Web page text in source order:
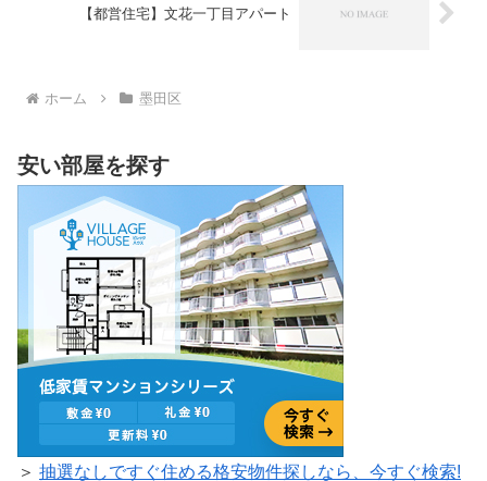
【都営住宅】文花一丁目アパート
ホーム 墨田区
安い部屋を探す
＞ 抽選なしですぐ住める格安物件探しなら、今すぐ検索!